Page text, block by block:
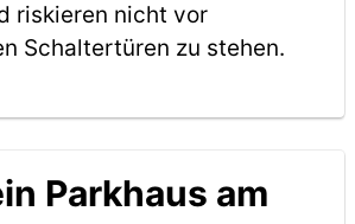
riskieren nicht vor
Schaltertüren zu stehen.
Parkhaus am